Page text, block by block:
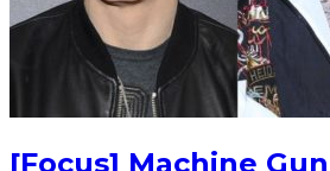
[Focus] Machine